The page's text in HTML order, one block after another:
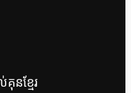
នខ្មែរ